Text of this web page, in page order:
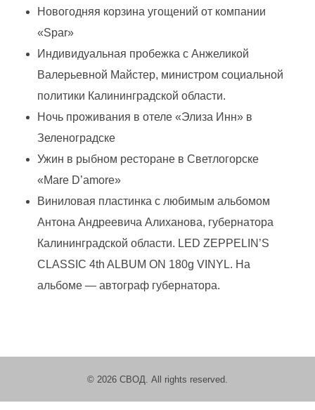
а
й
н
а
у
ц
Новогодняя корзина угощений от компании
«Spar»
Индивидуальная пробежка с Анжеликой
Валерьевной Майстер, министром социальной
политики Калининградской области.
Ночь проживания в отеле «Элиза Инн» в
Зеленоградске
Ужин в рыбном ресторане в Светлогорске
«Mare D’amore»
Виниловая пластинка с любимым альбомом
Антона Андреевича Алиханова, губернатора
Калининградской области. LED ZEPPELIN’S
CLASSIC 4th ALBUM ON 180g VINYL. На
альбоме — автограф губернатора.
© 2026 СВОД. All rights reserved.